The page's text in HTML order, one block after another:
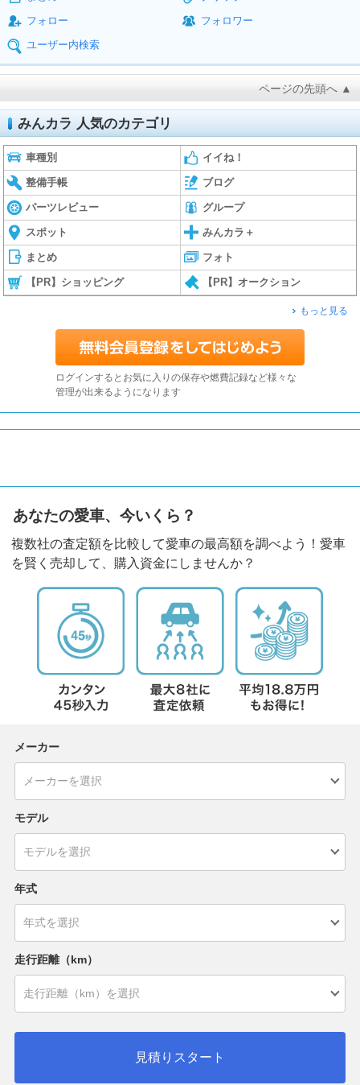
フォロー
フォロワー
ユーザー内検索
ページの先頭へ ▲
みんカラ 人気のカテゴリ
車種別 イイね！
整備手帳 ブログ
パーツレビュー グループ
スポット みんカラ＋
まとめ フォト
【PR】ショッピング 【PR】オークション
もっと見る
ログインするとお気に入りの保存や燃費記録など様々な
管理が出来るようになります
あなたの愛車、今いくら？
複数社の査定額を比較して愛車の最高額を調べよう！愛車
を賢く売却して、購入資金にしませんか？
メーカー
モデル
年式
走行距離（km）
見積りスタート